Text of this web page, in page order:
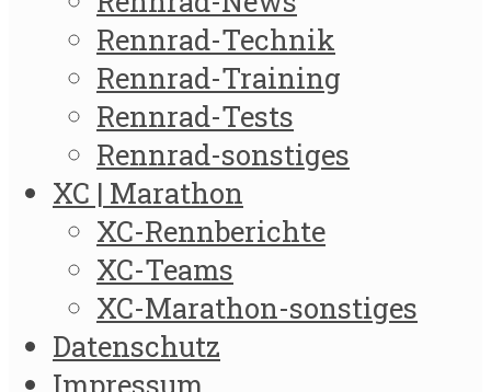
Rennrad-Technik
Rennrad-Training
Rennrad-Tests
Rennrad-sonstiges
XC | Marathon
XC-Rennberichte
XC-Teams
XC-Marathon-sonstiges
Datenschutz
Impressum